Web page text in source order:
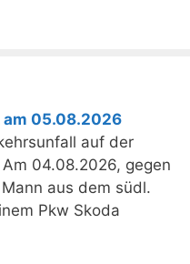
am 05.08.2026
auf der
04.08.2026, gegen
aus dem südl.
Pkw Skoda